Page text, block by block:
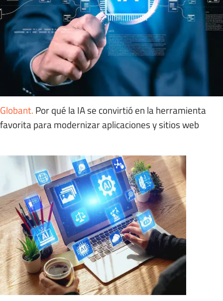
Globant. Por qué la IA se convirtió en la herramienta
favorita para modernizar aplicaciones y sitios web